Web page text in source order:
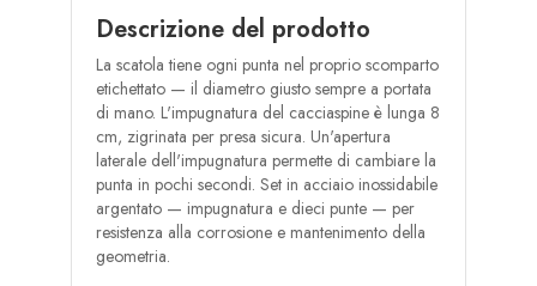
Descrizione del prodotto
La scatola tiene ogni punta nel proprio scomparto
etichettato — il diametro giusto sempre a portata
di mano. L'impugnatura del cacciaspine è lunga 8
cm, zigrinata per presa sicura. Un'apertura
laterale dell'impugnatura permette di cambiare la
punta in pochi secondi. Set in acciaio inossidabile
argentato — impugnatura e dieci punte — per
resistenza alla corrosione e mantenimento della
geometria.